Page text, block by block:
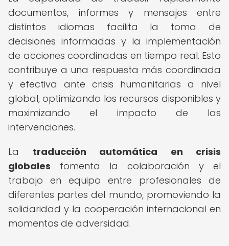
documentos, informes y mensajes entre
distintos idiomas facilita la toma de
decisiones informadas y la implementación
de acciones coordinadas en tiempo real. Esto
contribuye a una respuesta más coordinada
y efectiva ante crisis humanitarias a nivel
global, optimizando los recursos disponibles y
maximizando el impacto de las
intervenciones.
La traducción automática en crisis
globales fomenta la colaboración y el
trabajo en equipo entre profesionales de
diferentes partes del mundo, promoviendo la
solidaridad y la cooperación internacional en
momentos de adversidad.